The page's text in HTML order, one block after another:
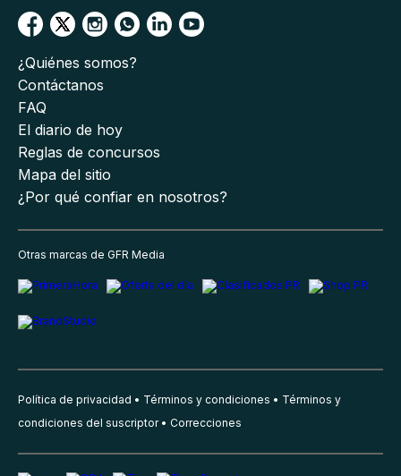
¿Quiénes somos?
Contáctanos
FAQ
El diario de hoy
Reglas de concursos
Mapa del sitio
¿Por qué confiar en nosotros?
Otras marcas de GFR Media
Política de privacidad Términos y condiciones
Términos y
condiciones del suscriptor
Correcciones